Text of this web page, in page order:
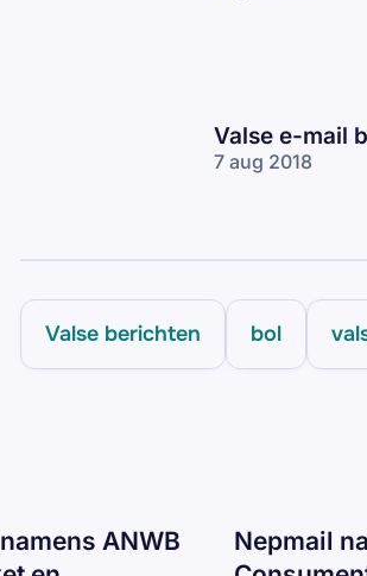
Valse e-mail
7 aug 2018
Valse berichten bol
ANWB
Nepmail